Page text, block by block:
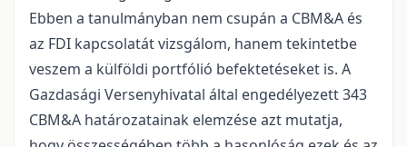
Ebben a tanulmányban nem csupán a CBM&A és
az FDI kapcsolatát vizsgálom, hanem tekintetbe
veszem a külföldi portfólió befektetéseket is. A
Gazdasági Versenyhivatal által engedélyezett 343
CBM&A határozatainak elemzése azt mutatja,